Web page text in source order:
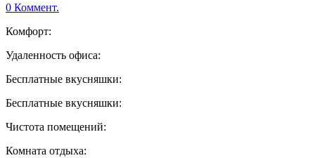
0 Коммент.
Комфорт:
Удаленность офиса:
Бесплатные вкусняшки:
Бесплатные вкусняшки:
Чистота помещений:
Комната отдыха: